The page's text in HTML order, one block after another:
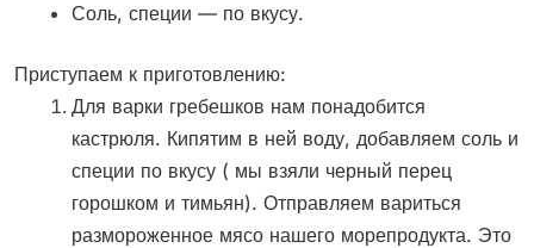
Соль, специи — по вкусу.
Приступаем к приготовлению:
Для варки гребешков нам понадобится
кастрюля. Кипятим в ней воду, добавляем соль и
специи по вкусу ( мы взяли черный перец
горошком и тимьян). Отправляем вариться
размороженное мясо нашего морепродукта. Это